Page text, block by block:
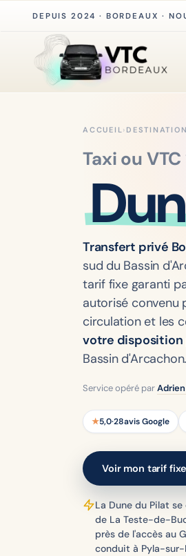
DEPUIS 2024 · BORDEAUX ·
ACCUEIL›
Taxi ou
Transfert privé
sud du Bassin
tarif fixe garanti
autorisé convenu
circulation et les
votre disposition
Bassin d'Arcachon.
Service opéré par
★5,0·28avis Google
Voir mon tarif
La Dune du Pilat
de La Teste-de-
près de l'accès au
conduit à Pyla-sur-